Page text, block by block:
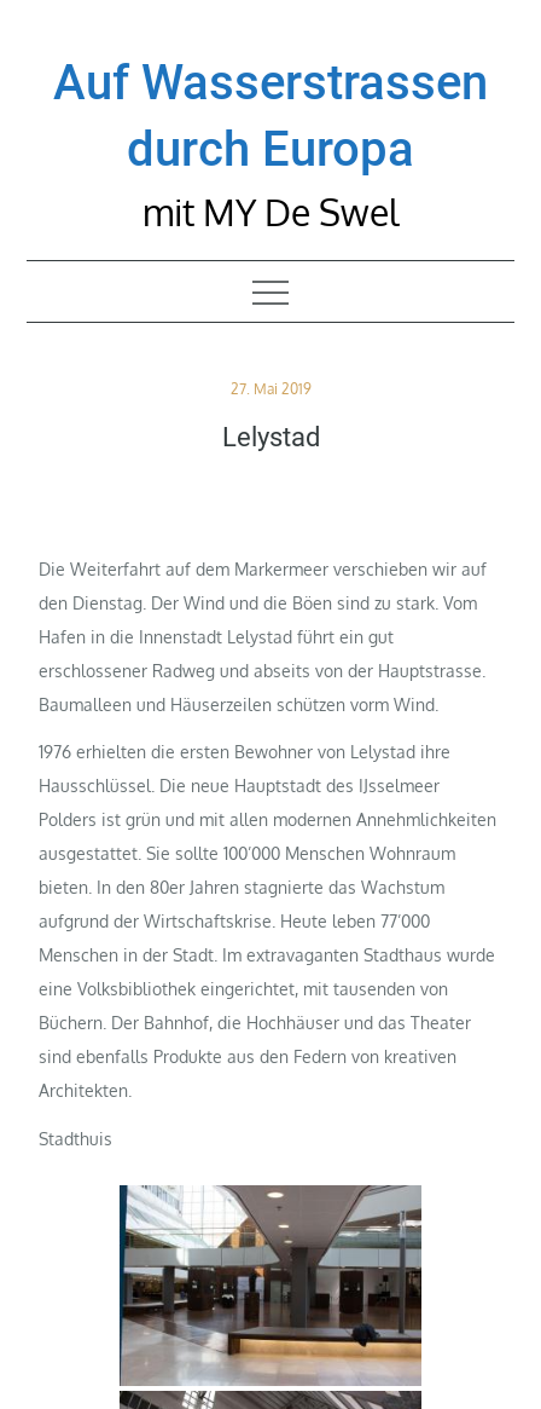
contentAuf Wasserstrassen
durch Europa
mit MY De Swel
Posted
27. Mai 2019
Lelystad
Die Weiterfahrt auf dem Markermeer verschieben wir auf
den Dienstag. Der Wind und die Böen sind zu stark. Vom
Hafen in die Innenstadt Lelystad führt ein gut
erschlossener Radweg und abseits von der Hauptstrasse.
Baumalleen und Häuserzeilen schützen vorm Wind.
1976 erhielten die ersten Bewohner von Lelystad ihre
Hausschlüssel. Die neue Hauptstadt des IJsselmeer
Polders ist grün und mit allen modernen Annehmlichkeiten
ausgestattet. Sie sollte 100’000 Menschen Wohnraum
bieten. In den 80er Jahren stagnierte das Wachstum
aufgrund der Wirtschaftskrise. Heute leben 77’000
Menschen in der Stadt. Im extravaganten Stadthaus wurde
eine Volksbibliothek eingerichtet, mit tausenden von
Büchern. Der Bahnhof, die Hochhäuser und das Theater
sind ebenfalls Produkte aus den Federn von kreativen
Architekten.
Stadthuis